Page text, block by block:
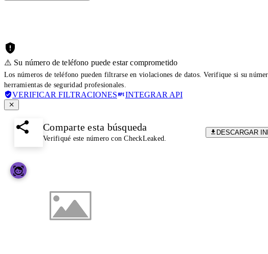
⚠️ Su número de teléfono puede estar comprometido
Los números de teléfono pueden filtrarse en violaciones de datos. Verifique si su
herramientas de seguridad profesionales.
VERIFICAR FILTRACIONES INTEGRAR API
Comparte esta búsqueda
Verifiqué este número con CheckLeaked.
DESCARGAR